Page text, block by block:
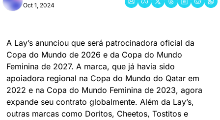
Oct 1, 2024
A Lay’s anunciou que será patrocinadora oficial da
Copa do Mundo de 2026 e da Copa do Mundo
Feminina de 2027. A marca, que já havia sido
apoiadora regional na Copa do Mundo do Qatar em
2022 e na Copa do Mundo Feminina de 2023, agora
expande seu contrato globalmente. Além da Lay’s,
outras marcas como Doritos, Cheetos, Tostitos e